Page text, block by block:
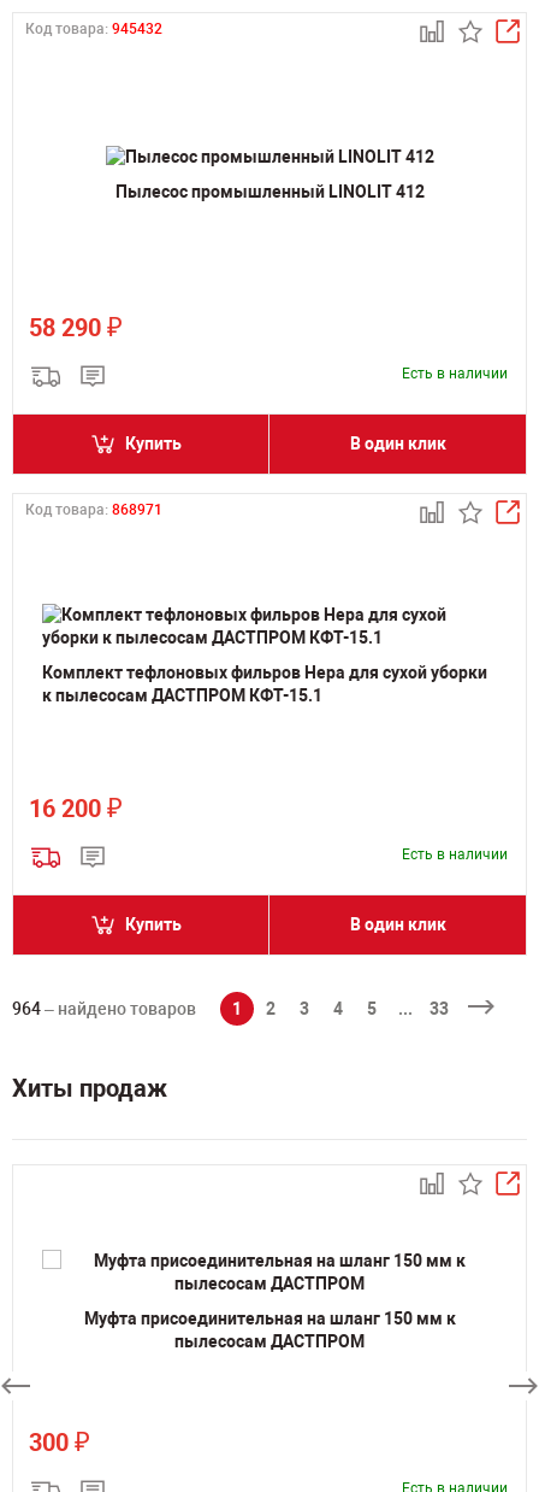
Код товара: 945432
Пылесос промышленный LINOLIT 412
58 290 ₽
Есть в наличии
Купить В один клик
Код товара: 868971
Комплект тефлоновых фильров Hepa для сухой уборки
к пылесосам ДАСТПРОМ КФТ-15.1
16 200 ₽
Есть в наличии
Купить В один клик
964– найдено товаров 1 2 3 4 5 ... 33
Хиты продаж
Муфта присоединительная на шланг 150 мм к
пылесосам ДАСТПРОМ
300 ₽
Есть в наличии